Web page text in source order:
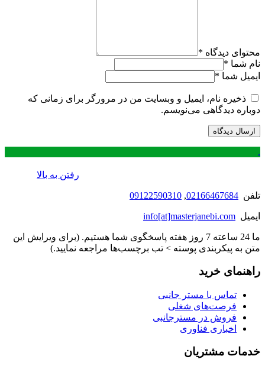
محتوای دیدگاه *
نام شما *
ایمیل شما *
ذخیره نام، ایمیل و وبسایت من در مرورگر برای زمانی که
دوباره دیدگاهی می‌نویسم.
.
رفتن به بالا
تلفن 02166467684
,
09122590310
ایمیل info[at]masterjanebi.com
ما 24 ساعته 7 روز هفته پاسخگوی شما هستیم. (برای ویرایش این
متن به پیکربندی پوسته > تب برچسب‌ها مراجعه نمایید.)
راهنمای خرید
تماس با مستر جانبی
فرصت‌های شغلی
فروش در مسترجانبی
اخباری فناوری
خدمات مشتریان